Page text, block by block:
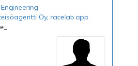
Oy, racelab.app